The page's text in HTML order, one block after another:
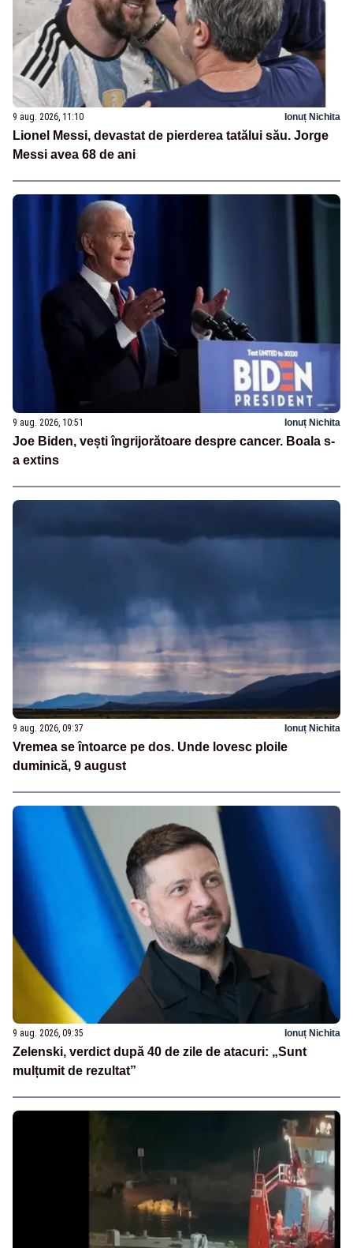
9 aug. 2026, 11:10 Ionuț Nichita
Lionel Messi, devastat de pierderea tatălui său. Jorge
Messi avea 68 de ani
9 aug. 2026, 10:51 Ionuț Nichita
Joe Biden, vești îngrijorătoare despre cancer. Boala s-
a extins
9 aug. 2026, 09:37 Ionuț Nichita
Vremea se întoarce pe dos. Unde lovesc ploile
duminică, 9 august
9 aug. 2026, 09:35 Ionuț Nichita
Zelenski, verdict după 40 de zile de atacuri: „Sunt
mulțumit de rezultat”